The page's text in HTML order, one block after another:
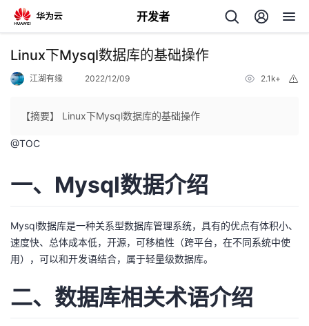
开发者
返
主
页
的
开
发
Linux下Mysql数据库的基础操作
江湖有缘 2022/12/09 2.1k+
【摘要】 Linux下Mysql数据库的基础操作
@TOC
一、Mysql数据介绍
Mysql数据库是一种关系型数据库管理系统，具有的优点有体积小、
速度快、总体成本低，开源，可移植性（跨平台，在不同系统中使
用），可以和开发语结合，属于轻量级数据库。
二、数据库相关术语介绍